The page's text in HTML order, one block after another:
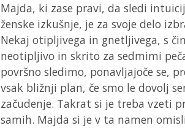
Majda, ki zase pravi, da sledi
ženske izkušnje, je za svoje delo
Nekaj otipljivega in gnetljivega, s
neotipljivo in skrito za sedmimi
površno sledimo, ponavljajoče se,
vsak bližnji plan, če smo le dovolj
začudenje. Takrat si je treba vzeti
samih. Majda si je v ta namen